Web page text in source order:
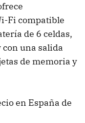
Fi compatible
de 6 celdas,
una salida
de memoria y
en España de